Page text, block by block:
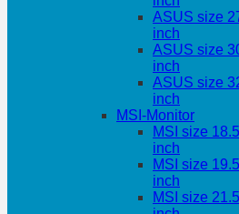
ASUS size
inch
ASUS size
inch
ASUS size
inch
MSI-Monitor
MSI size 18.5
inch
MSI size 19.5
inch
MSI size 21.5